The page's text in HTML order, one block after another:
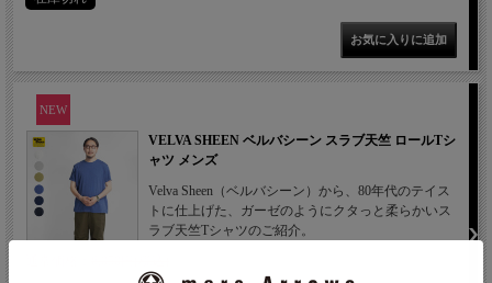
NEW
VELVA SHEEN ベルバシーン スラブ天竺 ロールTシ
ャツ メンズ
Velva Sheen（ベルバシーン）から、80年代のテイス
トに仕上げた、ガーゼのようにクタっと柔らかいス
ラブ天竺Tシャツのご紹介。